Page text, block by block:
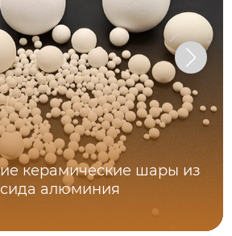
керамические шары из
алюминия